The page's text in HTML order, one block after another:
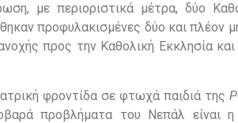
με περιοριστικά μέτρα, δύο
προφυλακισμένες δύο και πλέον
προς την Καθολική Εκκλησία και
φροντίδα σε φτωχά παιδιά της
προβλήματα του Νεπάλ είναι η